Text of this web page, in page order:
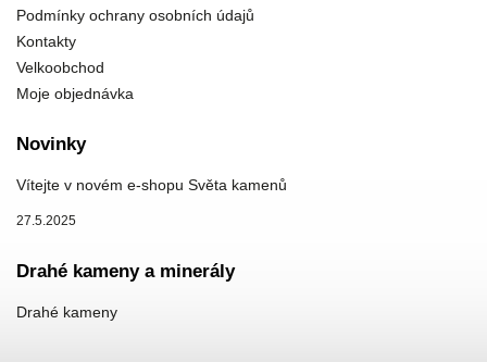
Podmínky ochrany osobních údajů
Kontakty
Velkoobchod
Moje objednávka
Novinky
Vítejte v novém e-shopu Světa kamenů
27.5.2025
Drahé kameny a minerály
Drahé kameny